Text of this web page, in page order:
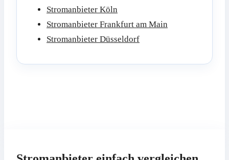
Stromanbieter Köln
Stromanbieter Frankfurt am Main
Stromanbieter Düsseldorf